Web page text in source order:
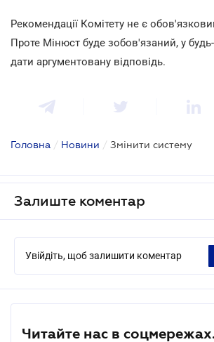
Рекомендації Комітету не є
Проте Мінюст буде зобов'язаний, у
дати аргументовану відповідь.
Головна / Новини / Змінити систему
Залиште коментар
Увійдіть, щоб залишити коментар
Читайте нас в